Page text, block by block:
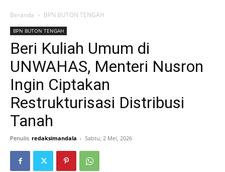
Beranda BPN BUTON TENGAH
BPN BUTON TENGAH
Beri Kuliah Umum di
UNWAHAS, Menteri Nusron
Ingin Ciptakan
Restrukturisasi Distribusi
Tanah
Penulis redaksimandala - Sabtu, 2 Mei, 2026